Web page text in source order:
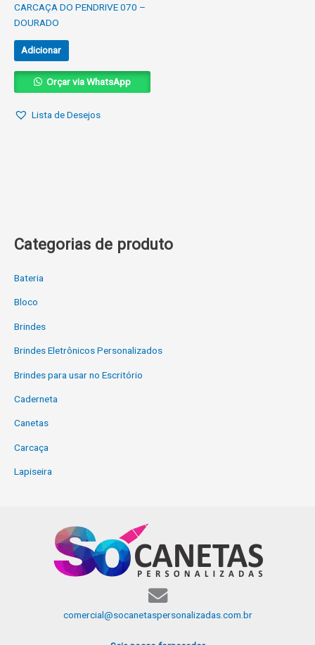
Categorias de produto
Bateria
Bloco
Brindes
Brindes Eletrônicos Personalizados
Brindes para usar no Escritório
Caderneta
Canetas
Carcaça
Lapiseira
CARCAÇA DO PENDRIVE 070 –
DOURADO
Adicionar
Orçar via WhatsApp
Lista de Desejos
comercial@socanetaspersonalizadas.com.br